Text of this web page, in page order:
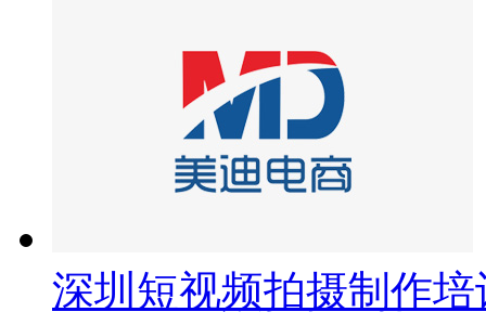
深圳短视频拍摄制作培